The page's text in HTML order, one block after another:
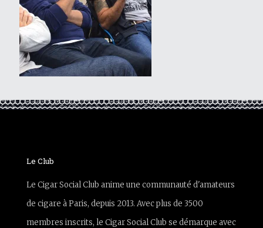
Le Club
Le Cigar Social Club anime une communauté d'amateurs
de cigare à Paris, depuis 2013. Avec plus de 3500
membres inscrits, le Cigar Social Club se démarque avec